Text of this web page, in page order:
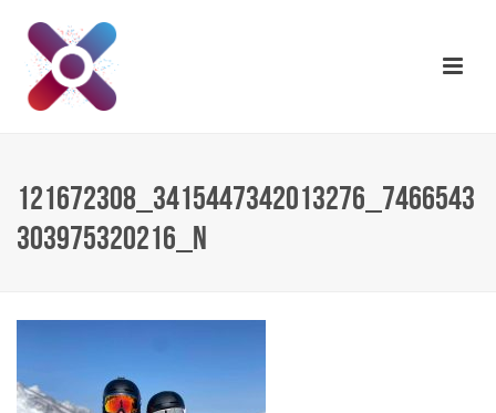
121672308_3415447342013276_7466543
303975320216_N